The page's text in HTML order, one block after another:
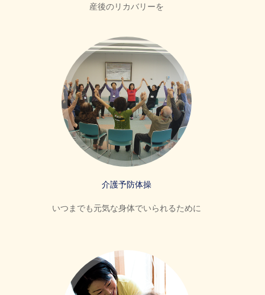
産後のリカバリーを
介護予防体操
いつまでも元気な身体でいられるために